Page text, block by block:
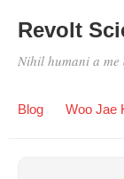
Revolt
Nihil humani a me
Blog Woo Jae